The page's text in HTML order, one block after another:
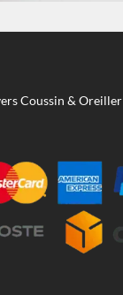
Coussin & Oreiller